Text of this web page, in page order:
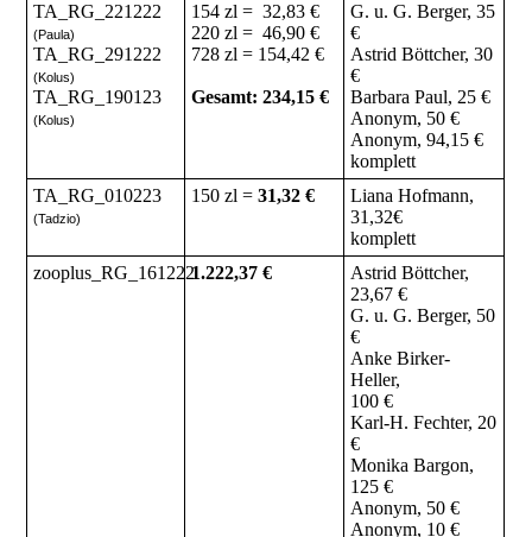
TA_RG_221222
(Paula)
TA_RG_291222
(Kolus)
TA_RG_190123
(Kolus)
154 zl = 32,83 €
220 zl = 46,90 €
728 zl = 154,42 €
Gesamt: 234,15 €
G. u. G. Berger, 35
€
Astrid Böttcher, 30
€
Barbara Paul, 25 €
Anonym, 50 €
Anonym, 94,15 €
komplett
TA_RG_010223
(Tadzio)
150 zl =31,32 €
Liana Hofmann,
31,32€
komplett
zooplus_RG_1612221.222,37 €
Astrid Böttcher,
23,67 €
G. u. G. Berger, 50
€
Anke Birker-
Heller,
100 €
Karl-H. Fechter, 20
€
Monika Bargon,
125 €
Anonym, 50 €
Anonym, 10 €